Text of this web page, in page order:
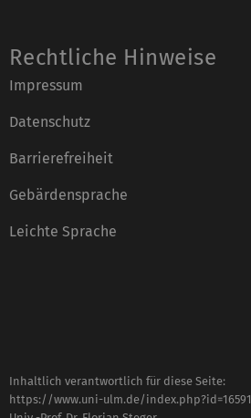
Rechtliche Hinweise
Impressum
Datenschutz
Barrierefreiheit
Gebärdensprache
Leichte Sprache
Inhaltlich verantwortlich für diese Seite:
https://www.uni-ulm.de/index.php?id=16591